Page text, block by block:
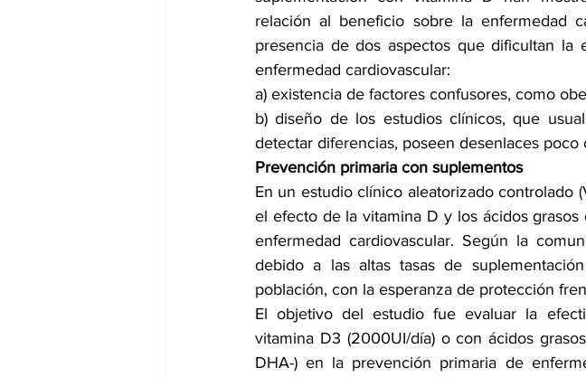
relación al beneficio sobre la enfermedad
presencia de dos aspectos que dificultan
enfermedad cardiovascular:
a) existencia de factores confusores, como
b) diseño de los estudios clínicos, que
detectar diferencias, poseen desenlaces
Prevención primaria con suplementos
En un estudio clínico aleatorizado controlado
el efecto de la vitamina D y los ácidos
enfermedad cardiovascular. Según la
debido a las altas tasas de
población, con la esperanza de protección
El objetivo del estudio fue evaluar la
vitamina D3 (2000UI/día) o con ácidos
DHA-) en la prevención primaria de